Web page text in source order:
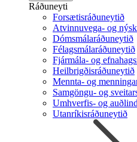
Ráðuneyti
Forsætisráðuneytið
Atvinnuvega- og
Dómsmálaráðuneytið
Félagsmálaráðuneytið
Fjármála- og
Heilbrigðisráðuneytið
Mennta- og
Samgöngu- og
Umhverfis- og
Utanríkisráðuneytið